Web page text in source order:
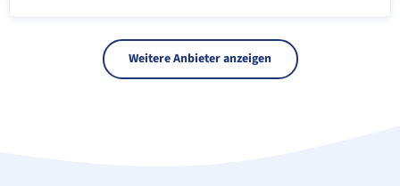
Weitere Anbieter anzeigen